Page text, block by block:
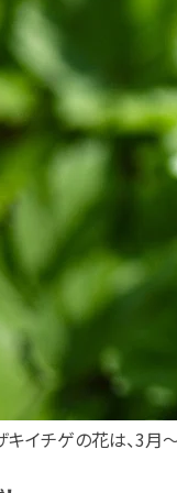
キイチゲの花は、3月